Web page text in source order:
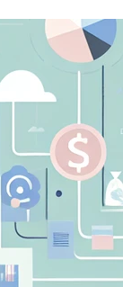
permettono di
del nostro
si muovono
essere
da quelle aziende